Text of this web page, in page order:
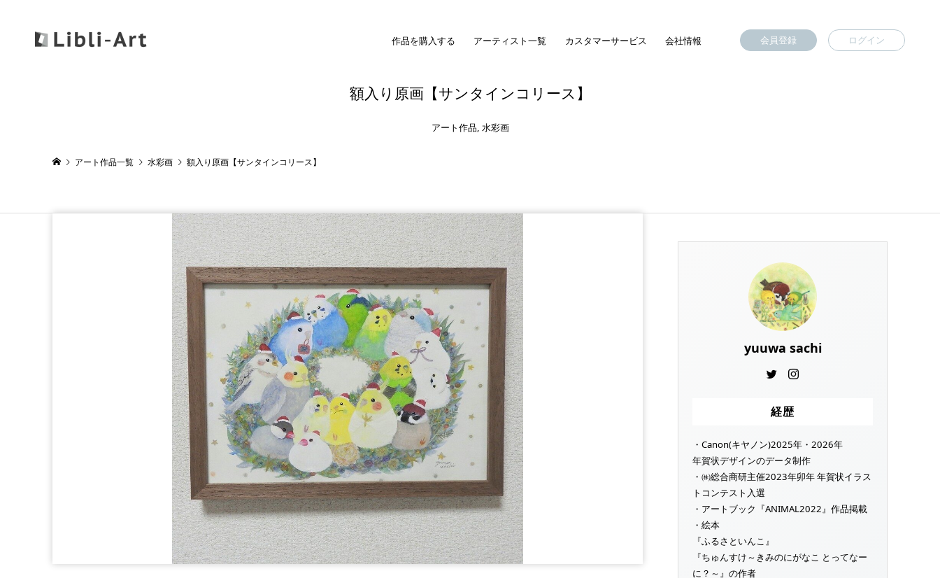
作品を購入する アーティスト一覧 カスタマーサービス 会社情報 会員登録 ログイン
額入り原画【サンタインコリース】
アート作品, 水彩画
アート作品一覧 水彩画 額入り原画【サンタインコリース】
yuuwa sachi
経歴
・Canon(キヤノン)2025年・2026年
年賀状デザインのデータ制作
・㈱総合商研主催2023年卯年 年賀状イラス
トコンテスト入選
・アートブック『ANIMAL2022』作品掲載
・絵本
『ふるさといんこ』
『ちゅんすけ～きみのにがなこ とってなー
に？～』の作者